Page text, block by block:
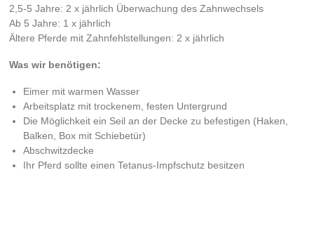
2,5-5 Jahre: 2 x jährlich Überwachung des Zahnwechsels
Ab 5 Jahre: 1 x jährlich
Ältere Pferde mit Zahnfehlstellungen: 2 x jährlich
Was wir benötigen:
Eimer mit warmen Wasser
Arbeitsplatz mit trockenem, festen Untergrund
Die Möglichkeit ein Seil an der Decke zu befestigen (Haken,
Balken, Box mit Schiebetür)
Abschwitzdecke
Ihr Pferd sollte einen Tetanus-Impfschutz besitzen